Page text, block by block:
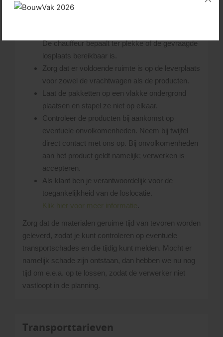
gewenste losplaats af te leveren. Uitgangspunt
De chauffeur bepaalt ter plekke of de gevraagde
losplaats bereikbaar is.
Zorg dat er voldoende ruimte is op de leverplaats
voor zowel de vrachtwagen als de producten.
Laat de pakketten op een vlakke ondergrond
plaatsen en stapel ze niet op elkaar.
Controleer de producten bij aankomst op
eventuele onvolkomenheden. Neem bij twijfel
direct contact met ons op. Bij onvolkomenheden
aan het product geldt namelijk; verwerken is
accepteren.
Als klant ben je verantwoordelijk voor de
toegankelijkheid van de loslocatie.
Klik hier voor meer informatie
Zorg dat de materialen geruime tijd van tevoren worden
geleverd, zodat je kunt controleren op eventuele
transportschades en die tijdig kunt melden. Mocht er
namelijk schade zijn ontstaan, dan hebben we nu nog
tijd om e.e.a. op te lossen, zodat de verwerker niet
vastloopt in de planning.
Transporttarieven